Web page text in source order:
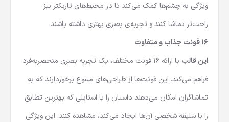
ویژگی به چشم‌ها کمک می‌کند تا در محیط‌های تاریکتر نیز
راحت‌تر تماشا کنند و تجربه‌ی بصری بهتری داشته باشند.
16 فونت جذاب و متفاوت
این قالب
با ارائه 16 فونت مختلف، یک تجربه بصری منحصربه‌فرد
فراهم می‌کند. این فونت‌ها از طراحی‌های متنوع برخوردارند که به
تماشاگران امکان می‌دهند داستان را با استایلی که بهترین تطابق
را با سلیقه شخصی آن‌ها ایجاد می‌کند، مشاهده کنند. این ویژگی